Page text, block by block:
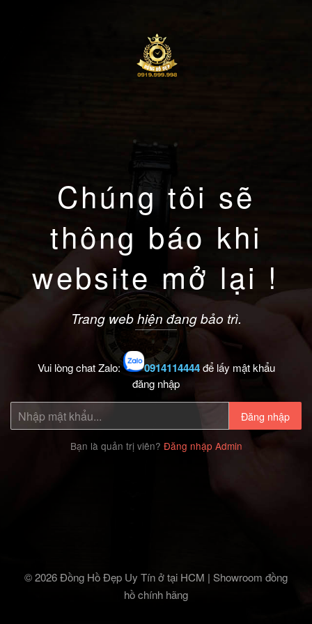
Chúng tôi sẽ
thông báo khi
website mở lại !
Trang web hiện đang bảo trì.
Vui lòng chat Zalo: 0914114444để lấy mật khẩu
đăng nhập
Đăng nhập
Bạn là quản trị viên? Đăng nhập Admin
© 2026 Đồng Hồ Đẹp Uy Tín ở tại HCM | Showroom đồng
hồ chính hãng‎